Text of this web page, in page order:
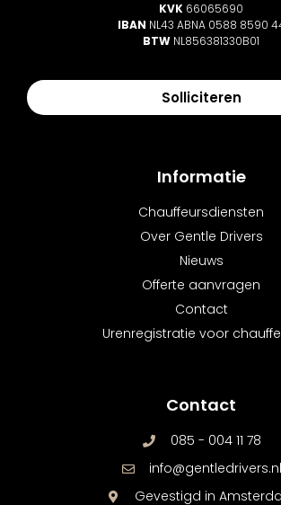
KVK 66065690
IBAN NL43 ABNA 0588 8590
BTW NL856381330B01
Solliciteren
Informatie
Chauffeursdiensten
Over Gentle Drivers
Nieuws
Offerte aanvragen
Contact
Urenregistratie voor
Contact
085 - 004 11 78
info@gentledrivers.nl
Gevestigd in